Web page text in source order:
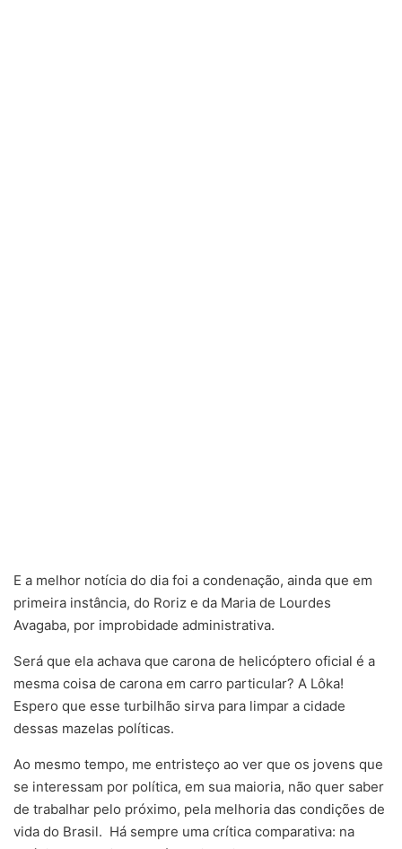
E a melhor notícia do dia foi a condenação, ainda que em
primeira instância, do Roriz e da Maria de Lourdes
Avagaba, por improbidade administrativa.
Será que ela achava que carona de helicóptero oficial é a
mesma coisa de carona em carro particular? A Lôka!
Espero que esse turbilhão sirva para limpar a cidade
dessas mazelas políticas.
Ao mesmo tempo, me entristeço ao ver que os jovens que
se interessam por política, em sua maioria, não quer saber
de trabalhar pelo próximo, pela melhoria das condições de
vida do Brasil. Há sempre uma crítica comparativa: na